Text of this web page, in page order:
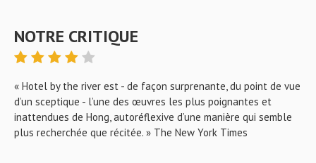
NOTRE CRITIQUE
« Hotel by the river est - de façon surprenante, du point de vue
d’un sceptique - l’une des œuvres les plus poignantes et
inattendues de Hong, autoréflexive d’une manière qui semble
plus recherchée que récitée. » The New York Times